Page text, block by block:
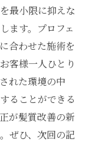
最小限に抑えな
ます。プロフェ
合わせた施術を
客様一人ひとり
れた環境の中
ることができる
が髪質改善の新
ぜひ、次回の記